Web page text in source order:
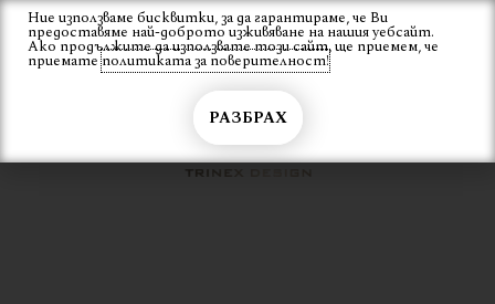
Skip
content
Вход
Ние използваме бисквитки, за да гарантираме, че Ви
предоставяме най-доброто изживяване на нашия уебсайт.
Ако продължите да използвате този сайт, ще приемем, че
приематеполитиката за поверителност!
РАЗБРАХ